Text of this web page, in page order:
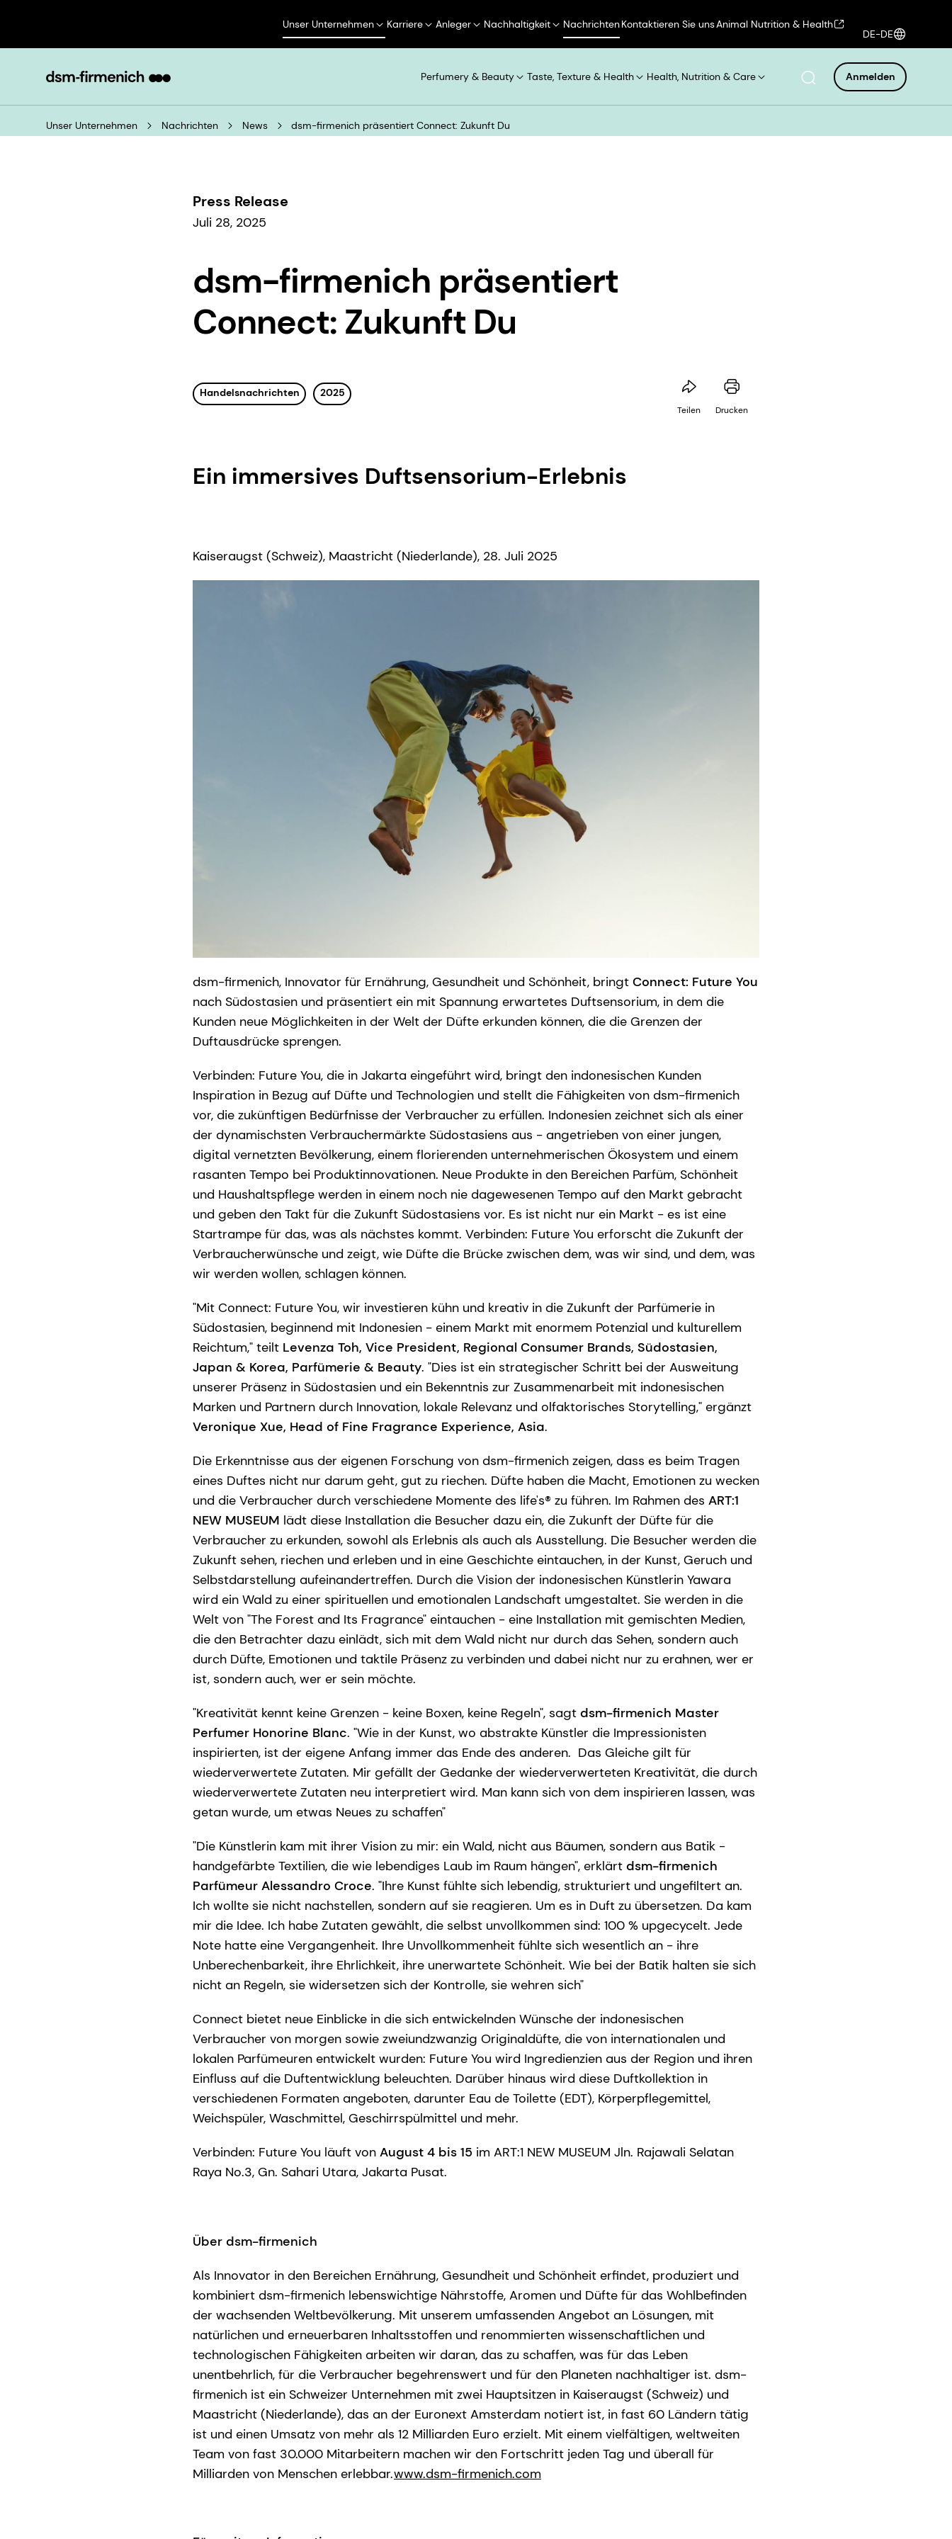
Unser Unternehmen Karriere Anleger Nachhaltigkeit NachrichtenKontaktieren Sie unsAnimal Nutrition & Health
DE-DE
Perfumery & Beauty Taste, Texture & Health Health, Nutrition & Care Anmelden
Unser Unternehmen Nachrichten News dsm-firmenich präsentiert Connect: Zukunft Du
Press Release
Juli 28, 2025
dsm-firmenich präsentiert
Connect: Zukunft Du
Handelsnachrichten 2025
Teilen Drucken
Ein immersives Duftsensorium-Erlebnis
Kaiseraugst (Schweiz), Maastricht (Niederlande), 28. Juli 2025
dsm-firmenich, Innovator für Ernährung, Gesundheit und Schönheit, bringt Connect: Future You
nach Südostasien und präsentiert ein mit Spannung erwartetes Duftsensorium, in dem die
Kunden neue Möglichkeiten in der Welt der Düfte erkunden können, die die Grenzen der
Duftausdrücke sprengen.
Verbinden: Future You, die in Jakarta eingeführt wird, bringt den indonesischen Kunden
Inspiration in Bezug auf Düfte und Technologien und stellt die Fähigkeiten von dsm-firmenich
vor, die zukünftigen Bedürfnisse der Verbraucher zu erfüllen. Indonesien zeichnet sich als einer
der dynamischsten Verbrauchermärkte Südostasiens aus - angetrieben von einer jungen,
digital vernetzten Bevölkerung, einem florierenden unternehmerischen Ökosystem und einem
rasanten Tempo bei Produktinnovationen. Neue Produkte in den Bereichen Parfüm, Schönheit
und Haushaltspflege werden in einem noch nie dagewesenen Tempo auf den Markt gebracht
und geben den Takt für die Zukunft Südostasiens vor. Es ist nicht nur ein Markt - es ist eine
Startrampe für das, was als nächstes kommt. Verbinden: Future You erforscht die Zukunft der
Verbraucherwünsche und zeigt, wie Düfte die Brücke zwischen dem, was wir sind, und dem, was
wir werden wollen, schlagen können.
"Mit Connect: Future You, wir investieren kühn und kreativ in die Zukunft der Parfümerie in
Südostasien, beginnend mit Indonesien - einem Markt mit enormem Potenzial und kulturellem
Reichtum," teilt Levenza Toh, Vice President, Regional Consumer Brands, Südostasien,
Japan & Korea, Parfümerie & Beauty. "Dies ist ein strategischer Schritt bei der Ausweitung
unserer Präsenz in Südostasien und ein Bekenntnis zur Zusammenarbeit mit indonesischen
Marken und Partnern durch Innovation, lokale Relevanz und olfaktorisches Storytelling," ergänzt
Veronique Xue, Head of Fine Fragrance Experience, Asia.
Die Erkenntnisse aus der eigenen Forschung von dsm-firmenich zeigen, dass es beim Tragen
eines Duftes nicht nur darum geht, gut zu riechen. Düfte haben die Macht, Emotionen zu wecken
und die Verbraucher durch verschiedene Momente des life's® zu führen. Im Rahmen des ART:1
NEW MUSEUM lädt diese Installation die Besucher dazu ein, die Zukunft der Düfte für die
Verbraucher zu erkunden, sowohl als Erlebnis als auch als Ausstellung. Die Besucher werden die
Zukunft sehen, riechen und erleben und in eine Geschichte eintauchen, in der Kunst, Geruch und
Selbstdarstellung aufeinandertreffen. Durch die Vision der indonesischen Künstlerin Yawara
wird ein Wald zu einer spirituellen und emotionalen Landschaft umgestaltet. Sie werden in die
Welt von "The Forest and Its Fragrance" eintauchen - eine Installation mit gemischten Medien,
die den Betrachter dazu einlädt, sich mit dem Wald nicht nur durch das Sehen, sondern auch
durch Düfte, Emotionen und taktile Präsenz zu verbinden und dabei nicht nur zu erahnen, wer er
ist, sondern auch, wer er sein möchte.
"Kreativität kennt keine Grenzen - keine Boxen, keine Regeln", sagt dsm-firmenich Master
Perfumer Honorine Blanc. "Wie in der Kunst, wo abstrakte Künstler die Impressionisten
inspirierten, ist der eigene Anfang immer das Ende des anderen. Das Gleiche gilt für
wiederverwertete Zutaten. Mir gefällt der Gedanke der wiederverwerteten Kreativität, die durch
wiederverwertete Zutaten neu interpretiert wird. Man kann sich von dem inspirieren lassen, was
getan wurde, um etwas Neues zu schaffen"
"Die Künstlerin kam mit ihrer Vision zu mir: ein Wald, nicht aus Bäumen, sondern aus Batik -
handgefärbte Textilien, die wie lebendiges Laub im Raum hängen", erklärt dsm-firmenich
Parfümeur Alessandro Croce. "Ihre Kunst fühlte sich lebendig, strukturiert und ungefiltert an.
Ich wollte sie nicht nachstellen, sondern auf sie reagieren. Um es in Duft zu übersetzen. Da kam
mir die Idee. Ich habe Zutaten gewählt, die selbst unvollkommen sind: 100 % upgecycelt. Jede
Note hatte eine Vergangenheit. Ihre Unvollkommenheit fühlte sich wesentlich an - ihre
Unberechenbarkeit, ihre Ehrlichkeit, ihre unerwartete Schönheit. Wie bei der Batik halten sie sich
nicht an Regeln, sie widersetzen sich der Kontrolle, sie wehren sich"
Connect bietet neue Einblicke in die sich entwickelnden Wünsche der indonesischen
Verbraucher von morgen sowie zweiundzwanzig Originaldüfte, die von internationalen und
lokalen Parfümeuren entwickelt wurden: Future You wird Ingredienzien aus der Region und ihren
Einfluss auf die Duftentwicklung beleuchten. Darüber hinaus wird diese Duftkollektion in
verschiedenen Formaten angeboten, darunter Eau de Toilette (EDT), Körperpflegemittel,
Weichspüler, Waschmittel, Geschirrspülmittel und mehr.
Verbinden: Future You läuft von August 4 bis 15 im ART:1 NEW MUSEUM Jln. Rajawali Selatan
Raya No.3, Gn. Sahari Utara, Jakarta Pusat.
Über dsm-firmenich
Als Innovator in den Bereichen Ernährung, Gesundheit und Schönheit erfindet, produziert und
kombiniert dsm-firmenich lebenswichtige Nährstoffe, Aromen und Düfte für das Wohlbefinden
der wachsenden Weltbevölkerung. Mit unserem umfassenden Angebot an Lösungen, mit
natürlichen und erneuerbaren Inhaltsstoffen und renommierten wissenschaftlichen und
technologischen Fähigkeiten arbeiten wir daran, das zu schaffen, was für das Leben
unentbehrlich, für die Verbraucher begehrenswert und für den Planeten nachhaltiger ist. dsm-
firmenich ist ein Schweizer Unternehmen mit zwei Hauptsitzen in Kaiseraugst (Schweiz) und
Maastricht (Niederlande), das an der Euronext Amsterdam notiert ist, in fast 60 Ländern tätig
ist und einen Umsatz von mehr als 12 Milliarden Euro erzielt. Mit einem vielfältigen, weltweiten
Team von fast 30.000 Mitarbeitern machen wir den Fortschritt jeden Tag und überall für
Milliarden von Menschen erlebbar.www.dsm-firmenich.com